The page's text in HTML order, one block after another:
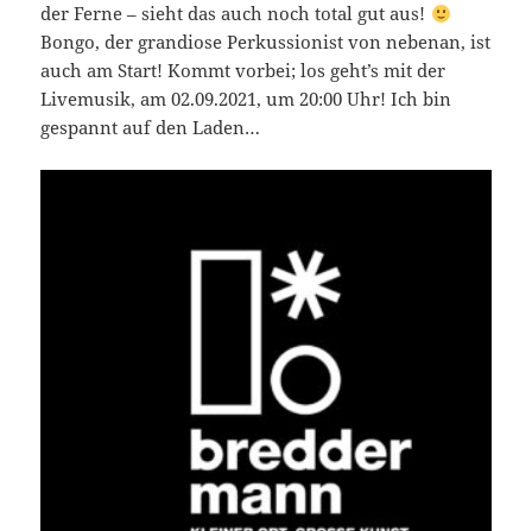
der Ferne – sieht das auch noch total gut aus!
Bongo, der grandiose Perkussionist von nebenan, ist
auch am Start! Kommt vorbei; los geht’s mit der
Livemusik, am 02.09.2021, um 20:00 Uhr! Ich bin
gespannt auf den Laden…